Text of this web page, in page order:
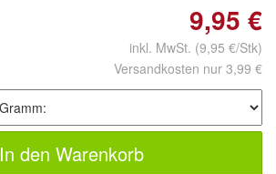
9,95 €
inkl. MwSt. (9,95 €/Stk)
Versandkosten nur 3,99 €
In den Warenkorb